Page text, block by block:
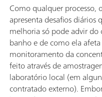
Como qualquer processo,
apresenta desafios
melhoria só pode advir
banho e de como ela
monitoramento da
feito através de
laboratório local (em
contratado externo).